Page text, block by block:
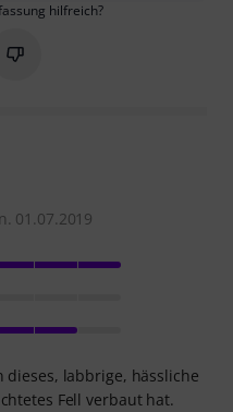
hilfreich?
Sie diese
Markieren Sie diese
01.07.2019
dieses, labbrige, hässliche
Fell verbaut hat.